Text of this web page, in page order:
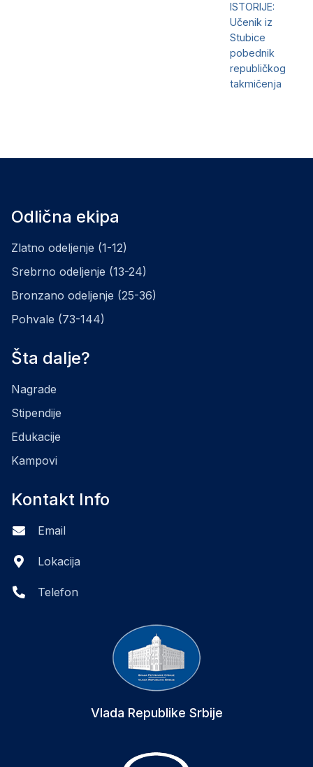
ISTORIJE:
Učenik iz
Stubice
pobednik
republičkog
takmičenja
Odlična ekipa
Zlatno odeljenje (1-12)
Srebrno odeljenje (13-24)
Bronzano odeljenje (25-36)
Pohvale (73-144)
Šta dalje?
Nagrade
Stipendije
Edukacije
Kampovi
Kontakt Info
Email
Lokacija
Telefon
Vlada Republike Srbije